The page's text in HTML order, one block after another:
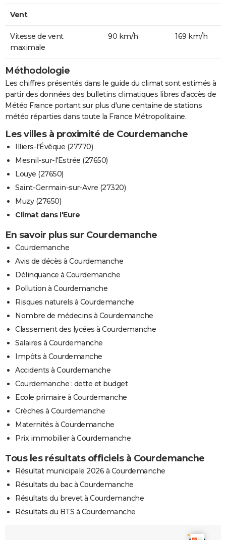
Vent
Vitesse de vent
maximale
90 km/h 169 km/h
Méthodologie
Les chiffres présentés dans le guide du climat sont estimés à
partir des données des bulletins climatiques libres d'accès de
Météo France portant sur plus d'une centaine de stations
météo réparties dans toute la France Métropolitaine.
Les villes à proximité de Courdemanche
Illiers-l'Évêque (27770)
Mesnil-sur-l'Estrée (27650)
Louye (27650)
Saint-Germain-sur-Avre (27320)
Muzy (27650)
Climat dans l'Eure
En savoir plus sur Courdemanche
Courdemanche
Avis de décès à Courdemanche
Délinquance à Courdemanche
Pollution à Courdemanche
Risques naturels à Courdemanche
Nombre de médecins à Courdemanche
Classement des lycées à Courdemanche
Salaires à Courdemanche
Impôts à Courdemanche
Accidents à Courdemanche
Courdemanche : dette et budget
Ecole primaire à Courdemanche
Crèches à Courdemanche
Maternités à Courdemanche
Prix immobilier à Courdemanche
Tous les résultats officiels à Courdemanche
Résultat municipale 2026 à Courdemanche
Résultats du bac à Courdemanche
Résultats du brevet à Courdemanche
Résultats du BTS à Courdemanche